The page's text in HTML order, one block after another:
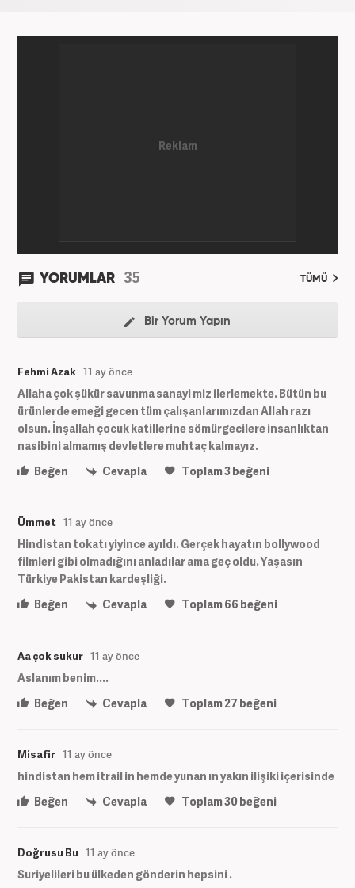
YORUMLAR 35 TÜMÜ
Bir Yorum Yapın
Fehmi Azak 11 ay önce
Allaha çok şükür savunma sanayi miz ilerlemekte. Bütün bu
ürünlerde emeği gecen tüm çalışanlarımızdan Allah razı
olsun. İnşallah çocuk katillerine sömürgecilere insanlıktan
nasibini almamış devletlere muhtaç kalmayız.
Beğen
Cevapla Toplam3beğeni
Ümmet 11 ay önce
Hindistan tokatı yiyince ayıldı. Gerçek hayatın bollywood
filmleri gibi olmadığını anladılar ama geç oldu. Yaşasın
Türkiye Pakistan kardeşliği.
Beğen
Cevapla Toplam66 beğeni
Aa çok sukur 11 ay önce
Aslanım benim....
Beğen
Cevapla Toplam27 beğeni
Misafir 11 ay önce
hindistan hem itrail in hemde yunan ın yakın ilişiki içerisinde
Beğen
Cevapla Toplam30beğeni
Doğrusu Bu 11 ay önce
Suriyelileri bu ülkeden gönderin hepsini .